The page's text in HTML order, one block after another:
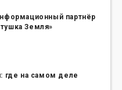
партнёр
Земля»
где на самом деле